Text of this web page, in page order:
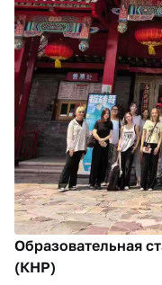
Образовательная
(КНР)